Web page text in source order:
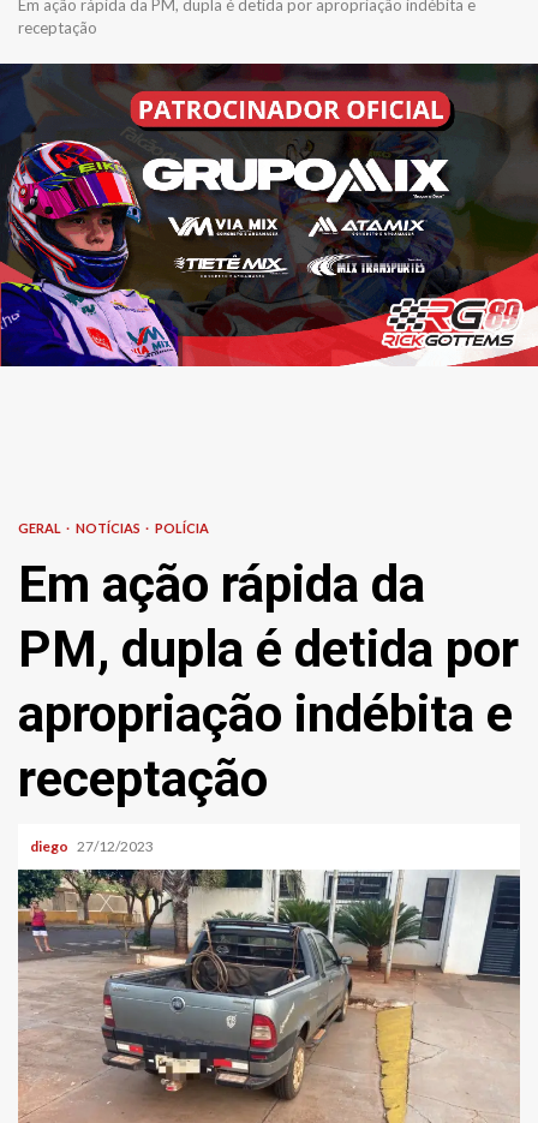
Em ação rápida da PM, dupla é detida por apropriação indébita e
receptação
GERAL NOTÍCIAS POLÍCIA
Em ação rápida da
PM, dupla é detida por
apropriação indébita e
receptação
diego 27/12/2023